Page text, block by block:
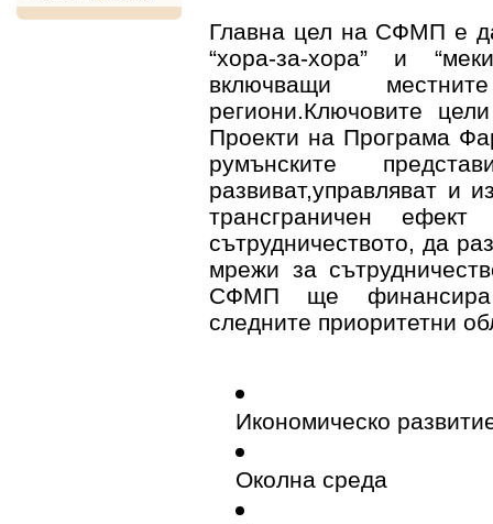
Главна цел на СФМП е
“хора-за-хора” и
включващи
региони.Ключовите
Проекти на Програма
румънските
развиват,управляват и
трансграничен ефект
сътрудничеството, да
мрежи за
СФМП ще финансира
следните приоритетни
Икономическо
Околна среда